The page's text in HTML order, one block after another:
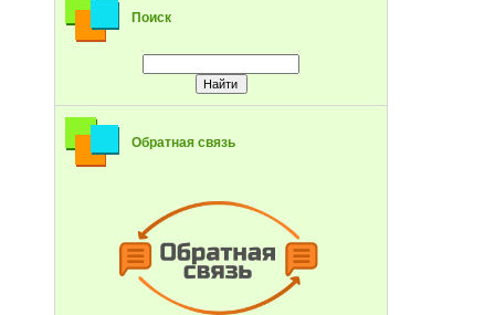
Поиск
Обратная связь